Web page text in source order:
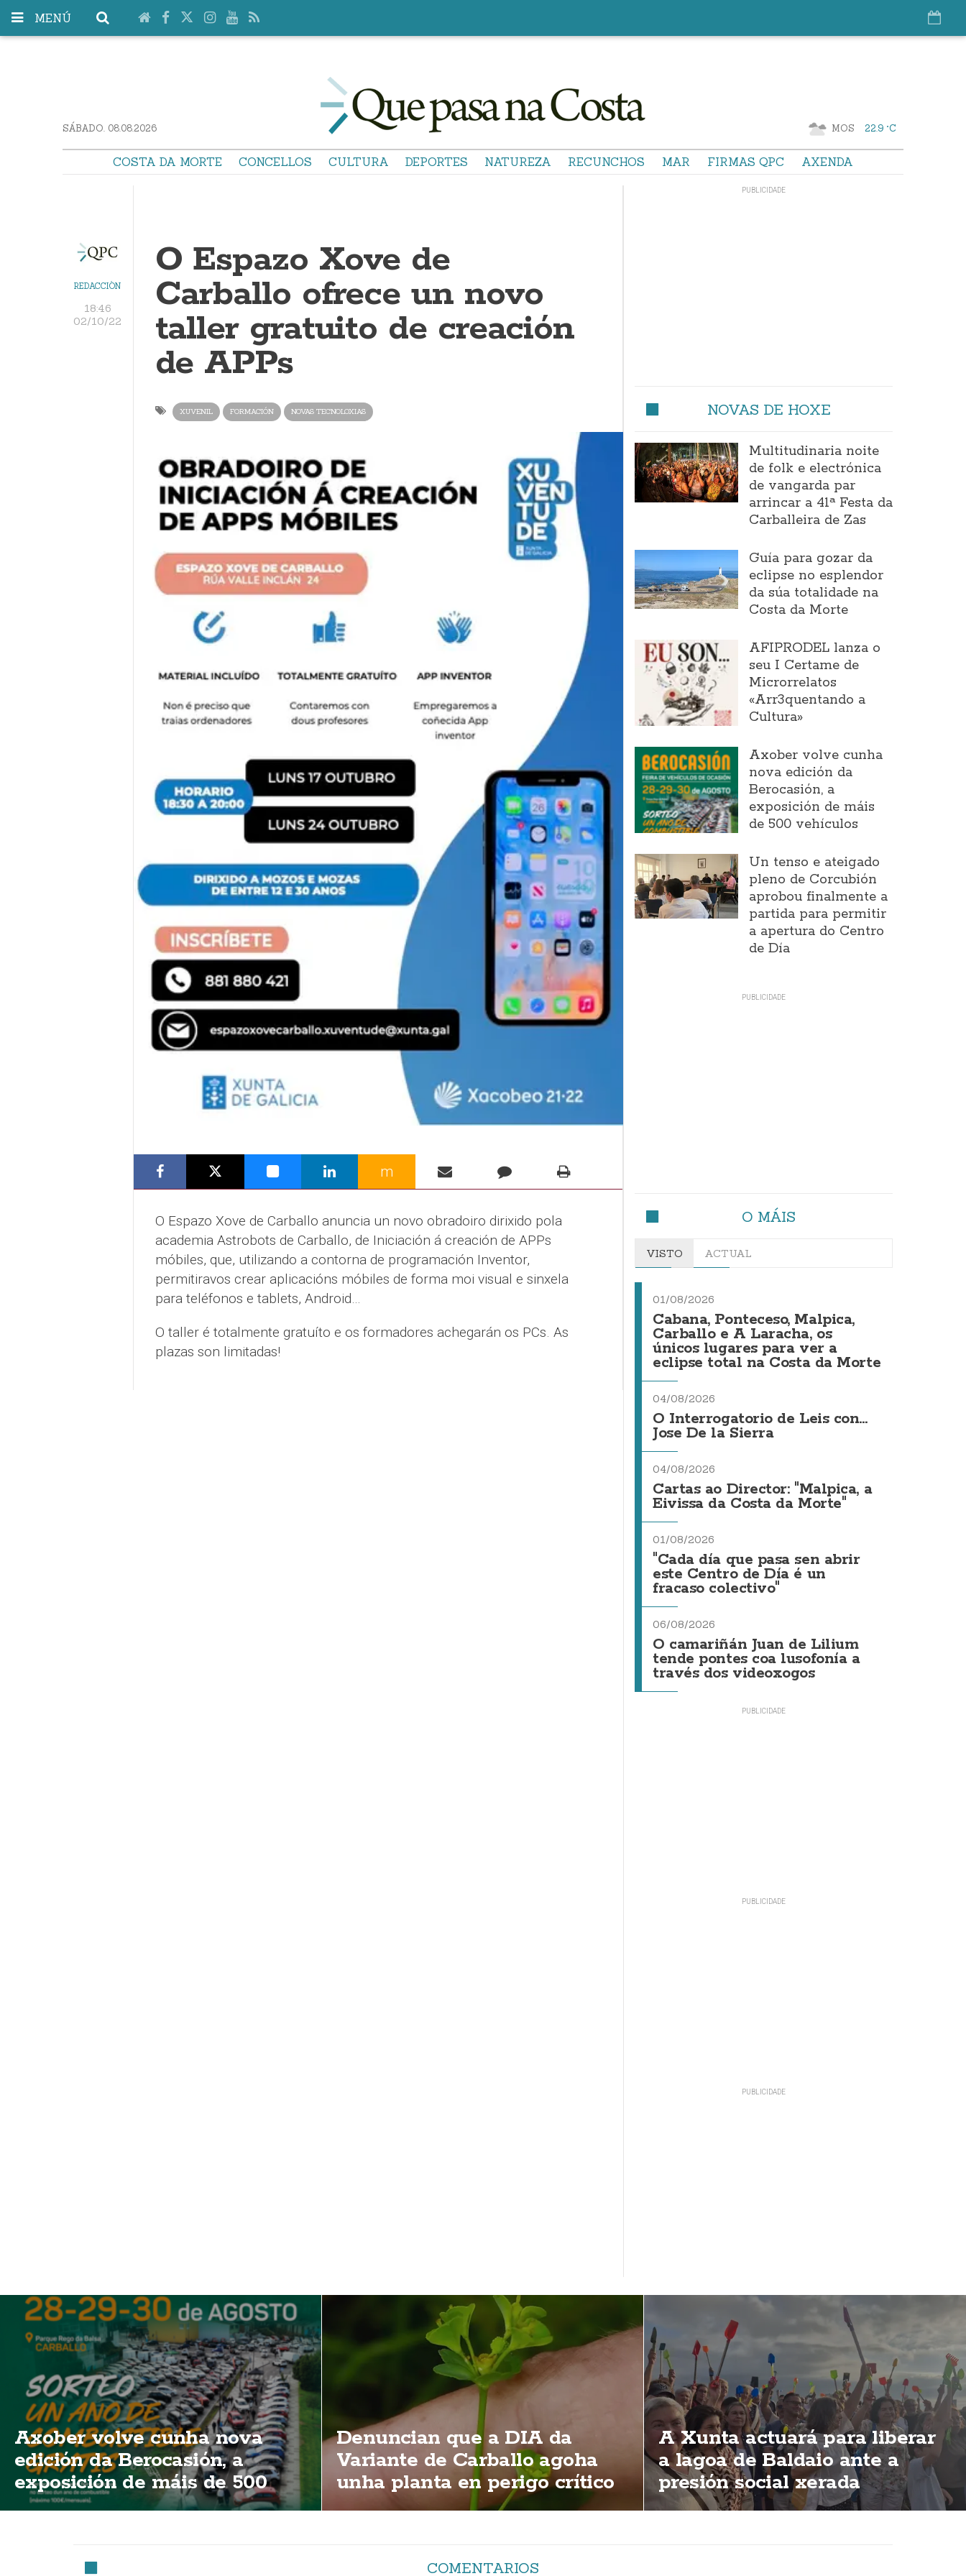
MENÚ
SÁBADO. 08.08.2026 MOS 22.9 °C
COSTA DA MORTE CONCELLOS CULTURA DEPORTES NATUREZA RECUNCHOS MAR FIRMAS QPC AXENDA
REDACCIÓN
18:46
02/10/22
O Espazo Xove de
Carballo ofrece un novo
taller gratuito de creación
de APPs
XUVENIL FORMACIÓN NOVAS TECNOLOXIAS
m
O Espazo Xove de Carballo anuncia un novo obradoiro dirixido pola
academia Astrobots de Carballo, de Iniciación á creación de APPs
móbiles, que, utilizando a contorna de programación Inventor,
permitiravos crear aplicacións móbiles de forma moi visual e sinxela
para teléfonos e tablets, Android…
O taller é totalmente gratuíto e os formadores achegarán os PCs. As
plazas son limitadas!
NOVAS DE HOXE
Multitudinaria noite
de folk e electrónica
de vangarda par
arrincar a 41ª Festa da
Carballeira de Zas
Guía para gozar da
eclipse no esplendor
da súa totalidade na
Costa da Morte
AFIPRODEL lanza o
seu I Certame de
Microrrelatos
«Arr3quentando a
Cultura»
Axober volve cunha
nova edición da
Berocasión, a
exposición de máis
de 500 vehículos
Un tenso e ateigado
pleno de Corcubión
aprobou finalmente a
partida para permitir
a apertura do Centro
de Día
O MÁIS
VISTO ACTUAL
01/08/2026
Cabana, Ponteceso, Malpica,
Carballo e A Laracha, os
únicos lugares para ver a
eclipse total na Costa da Morte
04/08/2026
O Interrogatorio de Leis con...
Jose De la Sierra
04/08/2026
Cartas ao Director: "Malpica, a
Eivissa da Costa da Morte"
01/08/2026
"Cada día que pasa sen abrir
este Centro de Día é un
fracaso colectivo"
06/08/2026
O camariñán Juan de Lilium
tende pontes coa lusofonía a
través dos videoxogos
Axober volve cunha nova
edición da Berocasión, a
exposición de máis de 500
vehículos
Denuncian que a DIA da
Variante de Carballo agoha
unha planta en perigo crítico
de extinción
A Xunta actuará para liberar
a lagoa de Baldaio ante a
presión social xerada
COMENTARIOS